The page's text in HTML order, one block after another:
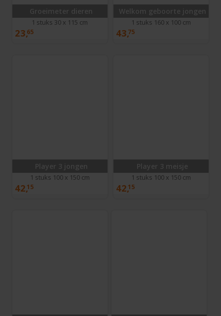
Groeimeter dieren
1 stuks 30 x 115 cm
23,65
Welkom geboorte jongen
1 stuks 160 x 100 cm
43,75
Player 3 jongen
1 stuks 100 x 150 cm
42,15
Player 3 meisje
1 stuks 100 x 150 cm
42,15